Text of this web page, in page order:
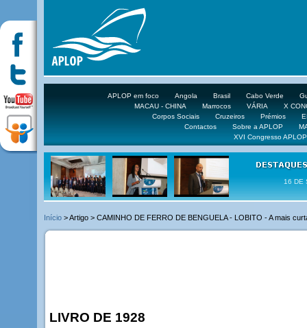
APLOP em foco Angola Brasil Cabo Verde
MACAU - CHINA
Marrocos VÁRIA
X
Corpos Sociais
Cruzeiros Prémios
Contactos
Sobre a APLOP
XVI Congresso APLOP
16 DE
Início > Artigo > CAMINHO DE FERRO DE BENGUELA - LOBITO - A mais
LIVRO DE 1928